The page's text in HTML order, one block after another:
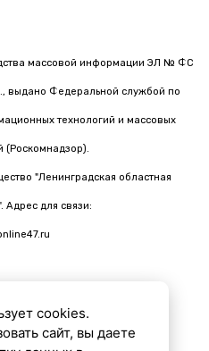
массовой информации ЭЛ № ФС
выдано Федеральной службой по
технологий и массовых
(Роскомнадзор).
"Ленинградская областная
Адрес для связи:
с помощью ИИ
cookies.
сайт, вы даете